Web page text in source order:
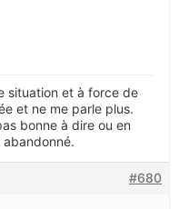
situation et à force de
et ne me parle plus.
bonne à dire ou en
#680